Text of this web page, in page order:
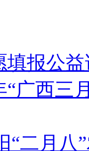
填报公
“广西三
“二月八